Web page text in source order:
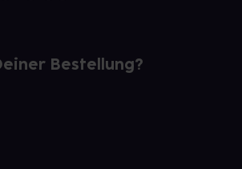
Bestellung?